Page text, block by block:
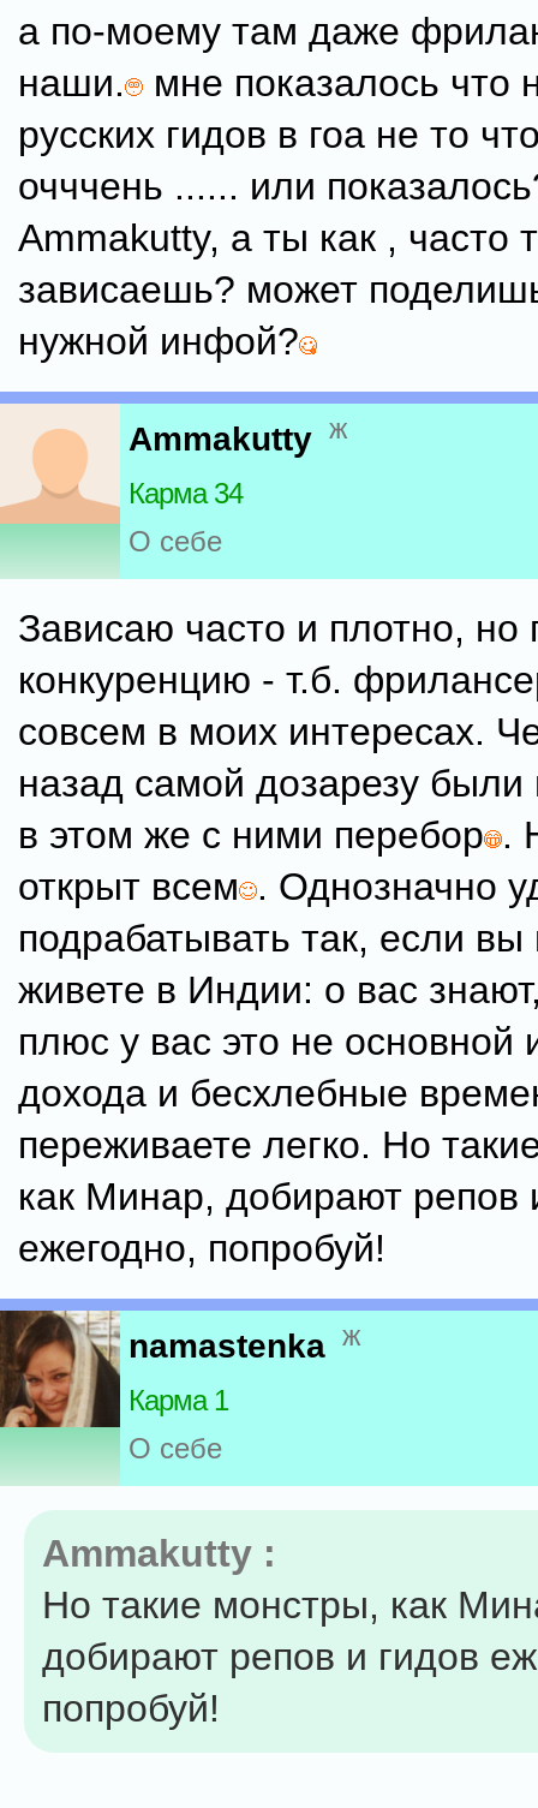
а по-моему там даже
наши.
мне показалось что
русских гидов в гоа не то
очччень ...... или
Ammakutty, а ты как , часто
зависаешь? может
нужной инфой?
Ammakutty ж
Карма 34
О себе
Зависаю часто и плотно, но
конкуренцию - т.б.
совсем в моих интересах.
назад самой дозарезу
в этом же с ними перебор .
открыт всем . Однозначно
подрабатывать так, если вы
живете в Индии: о вас
плюс у вас это не основной
дохода и бесхлебные
переживаете легко. Но
как Минар, добирают репов
ежегодно, попробуй!
namastenka ж
Карма 1
О себе
Ammakutty :
Но такие монстры, как
добирают репов и гидов
попробуй!